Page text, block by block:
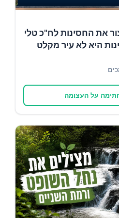
את החסינות לח"כ טלי
היא לא עיר מקלט
על העצומה